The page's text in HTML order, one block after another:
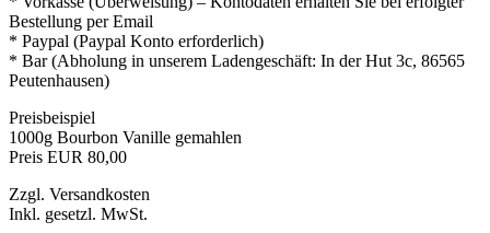
Bestellung per Email
* Paypal (Paypal Konto erforderlich)
* Bar (Abholung in unserem Ladengeschäft: In der Hut 3c, 86565
Peutenhausen)
Preisbeispiel
1000g Bourbon Vanille gemahlen
Preis EUR 80,00
Zzgl. Versandkosten
Inkl. gesetzl. MwSt.